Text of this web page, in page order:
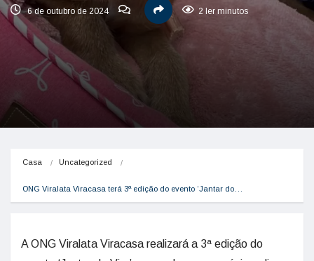
6 de outubro de 2024 2 ler minutos
Casa Uncategorized
ONG Viralata Viracasa terá 3ª edição do evento ‘Jantar do…
A ONG Viralata Viracasa realizará a 3ª edição do